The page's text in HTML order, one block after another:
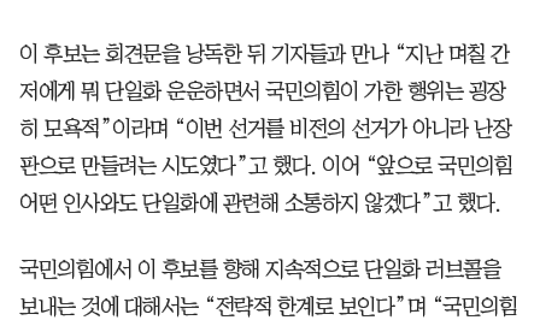
이 후보는 회견문을 낭독한 뒤 기자들과 만나 “지난 며칠 간
저에게 뭐 단일화 운운하면서 국민의힘이 가한 행위는 굉장
히 모욕적”이라며 “이번 선거를 비전의 선거가 아니라 난장
판으로 만들려는 시도였다”고 했다. 이어 “앞으로 국민의힘
어떤 인사와도 단일화에 관련해 소통하지 않겠다”고 했다.
국민의힘에서 이 후보를 향해 지속적으로 단일화 러브콜을
보내는 것에 대해서는 “전략적 한계로 보인다”며 “국민의힘